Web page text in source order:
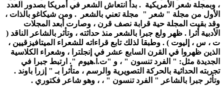
، وبمجلة شعر الأمريكية . بدأ انتعاش الشعر في أمريكا بصدور العدد
الأول من مجلة " شعر " مجلة تعني بالشعر . ومن شيكاغو بالذات ،
وقد بقيت المجلة حية قرابة نصف قرن ، وصارت أبعد المجلات
الأدبية أثرا . ظهر ولع جبرا بالشعر منذ حداثته ، وتأثر بالشاعر الناقد (
ت ، س ، إليوت ) . وطبقا لذلك تابع قراءاته للشعراء الميتافيزقيين ،
الذين ظهروا في القرن السابع عشر في إنجلترا ، وشعراء الكلاسية
الجديدة مثل: " الفرد تنسون " ، و "ت.ا.هيوم ". ارتبط جبرا في
تجربته الحداثية بالحركة التصويرية والرسم ، متأثرا بـ " إزرا باوند .
وتأثر جبرا بالشاعر " الفرد تنسون " ، ، وهو شاعر فكتوري .